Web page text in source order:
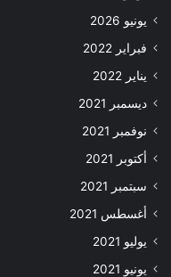
يونيو 2026
فبراير 2022
يناير 2022
ديسمبر 2021
نوفمبر 2021
أكتوبر 2021
سبتمبر 2021
أغسطس 2021
يوليو 2021
يونيو 2021